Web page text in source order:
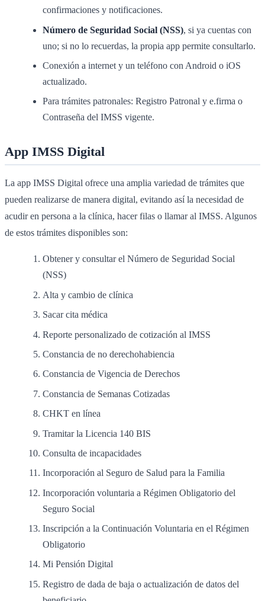
confirmaciones y notificaciones.
Número de Seguridad Social (NSS), si ya cuentas con
uno; si no lo recuerdas, la propia app permite consultarlo.
Conexión a internet y un teléfono con Android o iOS
actualizado.
Para trámites patronales: Registro Patronal y e.firma o
Contraseña del IMSS vigente.
App IMSS Digital
La app IMSS Digital ofrece una amplia variedad de trámites que
pueden realizarse de manera digital, evitando así la necesidad de
acudir en persona a la clínica, hacer filas o llamar al IMSS. Algunos
de estos trámites disponibles son:
Obtener y consultar el Número de Seguridad Social
(NSS)
Alta y cambio de clínica
Sacar cita médica
Reporte personalizado de cotización al IMSS
Constancia de no derechohabiencia
Constancia de Vigencia de Derechos
Constancia de Semanas Cotizadas
CHKT en línea
Tramitar la Licencia 140 BIS
Consulta de incapacidades
Incorporación al Seguro de Salud para la Familia
Incorporación voluntaria a Régimen Obligatorio del
Seguro Social
Inscripción a la Continuación Voluntaria en el Régimen
Obligatorio
Mi Pensión Digital
Registro de dada de baja o actualización de datos del